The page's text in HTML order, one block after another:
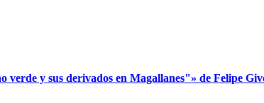
y sus derivados en Magallanes"» de Felipe